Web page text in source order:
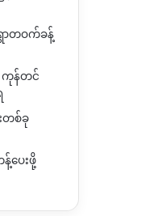
ာတဝက်ခန့်
ကုန်တင်
တစ်ခု
ပေးဖို့